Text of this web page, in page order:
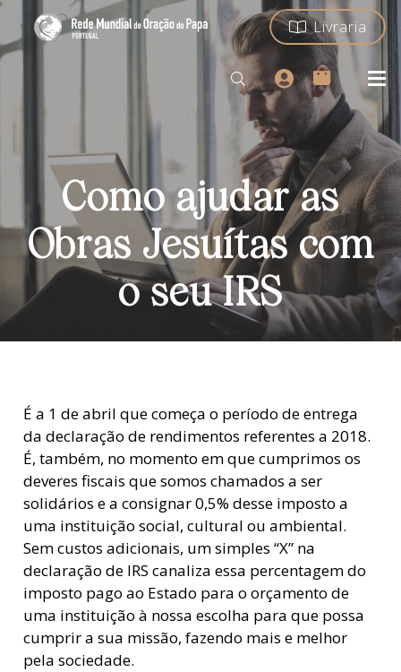
Livraria
Como ajudar as
Obras Jesuítas com
o seu IRS
É a 1 de abril que começa o período de entrega
da declaração de rendimentos referentes a 2018.
É, também, no momento em que cumprimos os
deveres fiscais que somos chamados a ser
solidários e a consignar 0,5% desse imposto a
uma instituição social, cultural ou ambiental.
Sem custos adicionais, um simples “X” na
declaração de IRS canaliza essa percentagem do
imposto pago ao Estado para o orçamento de
uma instituição à nossa escolha para que possa
cumprir a sua missão, fazendo mais e melhor
pela sociedade.